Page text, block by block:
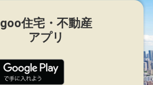
goo住宅・不動産
アプリ